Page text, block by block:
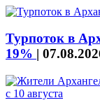
Турпоток в
19% |